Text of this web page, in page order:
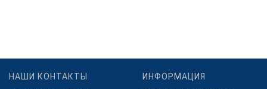
НАШИ КОНТАКТЫ
ИНФОРМАЦИЯ